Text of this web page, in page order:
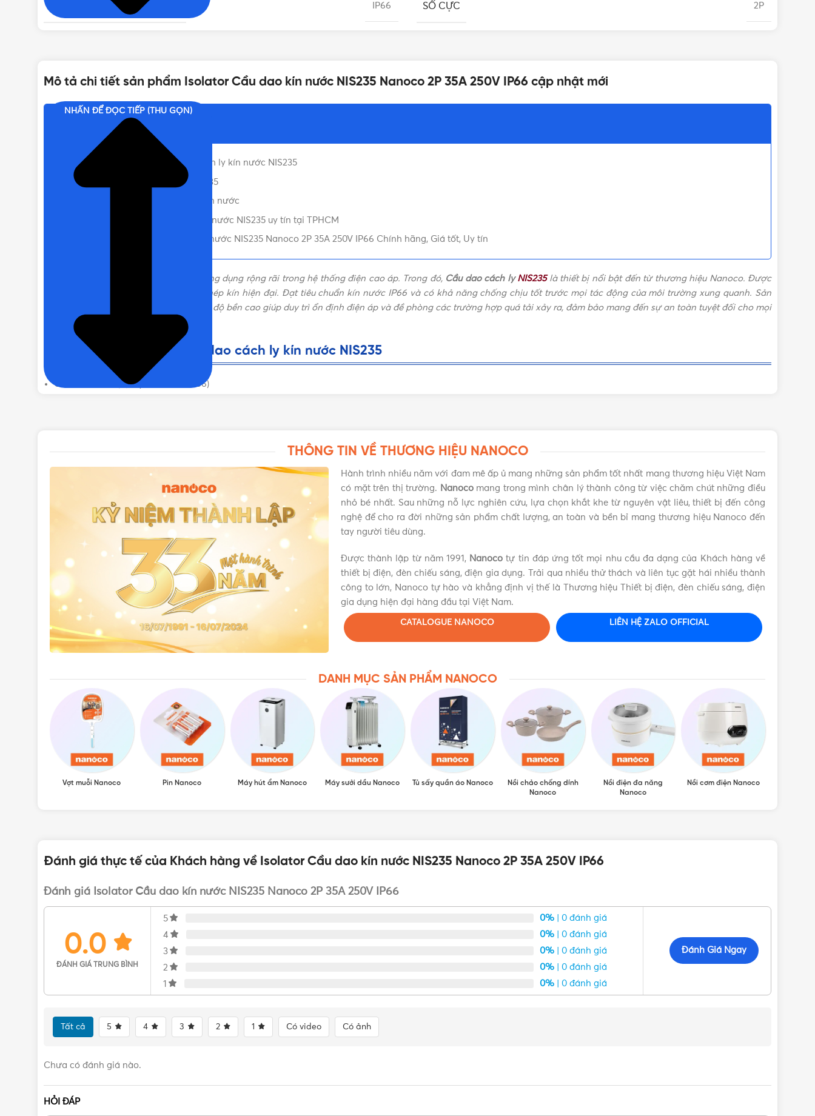
TIÊU CHUẨN CHỐNG NƯỚC IP66 SỐ CỰC 2P
Mô tả chi tiết sản phẩm Isolator Cầu dao kín nước NIS235 Nanoco 2P 35A 250V IP66 cập nhật mới
Nội dung chính
Thông số cơ bản của cầu dao cách ly kín nước NIS235
Ưu điểm nổi bật của Isolator NIS235
Catalogue cầu dao cách ly loại kín nước
Vật Tư 365 – Nơi bán cầu dao kín nước NIS235 uy tín tại TPHCM
Liên hệ mua Isolator Cầu dao kín nước NIS235 Nanoco 2P 35A 250V IP66 Chính hãng, Giá tốt, Uy tín
Cầu dao cách ly là một thiết bị được ứng dụng rộng rãi trong hệ thống điện cao áp. Trong đó, Cầu dao cách ly NIS235là thiết bị nổi bật đến từ thương hiệu Nanoco. Được
sản xuất trên dây chuyền công nghệ khép kín hiện đại. Đạt tiêu chuẩn kín nước IP66 và có khả năng chống chịu tốt trước mọi tác động của môi trường xung quanh. Sản
phẩm được thiết kế nhỏ gọn, tinh tế với độ bền cao giúp duy trì ổn định điện áp và đề phòng các trường hợp quá tải xảy ra, đảm bảo mang đến sự an toàn tuyệt đối cho mọi
công trình.
Thông số cơ bản của cầu dao cách ly kín nước NIS235
Cầu dao cách ly (Loại kín nước IP66)
Ưu điểm nổi bật của Isolator NIS235
Isolator NIS235 được thiết kế vô cùng đơn giản với kiểu dáng hình chữ nhật sang trọng cùng gam màu trắng tinh tế góp phần tạo nên sự nổi bật cho sản phẩm ở mọi không
gian, người dùng có thể lắp đặt ở bất cứ vị trí nào mà vẫn đảm bảo tính thẩm mỹ. Ngoài ra, nhờ sở hữu kích thước nhỏ gọn và được bố trí vít khóa nắp thông minh mà việc
lắp đặt thiết bị cũng trở nên dễ dàng và thuận tiện hơn.
NHẤN ĐỂ ĐỌC TIẾP (THU GỌN)
THÔNG TIN VỀ THƯƠNG HIỆU NANOCO
Hành trình nhiều năm với đam mê ấp ủ mang những sản phẩm tốt nhất mang thương hiệu Việt Nam
có mặt trên thị trường. Nanocomang trong mình chân lý thành công từ việc chăm chút những điều
nhỏ bé nhất. Sau những nỗ lực nghiên cứu, lựa chọn khắt khe từ nguyên vật liêu, thiết bị đến công
nghệ để cho ra đời những sản phẩm chất lượng, an toàn và bền bỉ mang thương hiệu Nanoco đến
tay người tiêu dùng.
Được thành lập từ năm 1991, Nanoco tự tin đáp ứng tốt mọi nhu cầu đa dạng của Khách hàng về
thiết bị điện, đèn chiếu sáng, điện gia dụng. Trải qua nhiều thử thách và liên tục gặt hái nhiều thành
công to lớn, Nanoco tự hào và khẳng định vị thế là Thương hiệu Thiết bị điện, đèn chiếu sáng, điện
gia dụng hiện đại hàng đầu tại Việt Nam.
CATALOGUE NANOCO LIÊN HỆ ZALO OFFICIAL
DANH MỤC SẢN PHẨM NANOCO
Vợt muỗi Nanoco Pin Nanoco Máy hút ẩm Nanoco Máy sưởi dầu Nanoco Tủ sấy quần áo Nanoco
Nồi chảo chống dính
Nanoco
Nồi điện đa năng
Nanoco
Nồi cơm điện Nanoco
Đánh giá thực tế của Khách hàng về Isolator Cầu dao kín nước NIS235 Nanoco 2P 35A 250V IP66
Đánh giá Isolator Cầu dao kín nước NIS235 Nanoco 2P 35A 250V IP66
0.0
ĐÁNH GIÁ TRUNG BÌNH
5 0% | 0 đánh giá
4
0% | 0 đánh giá
3
0% | 0 đánh giá
2
0% | 0 đánh giá
1
0% | 0 đánh giá
Đánh Giá Ngay
Tất cả 5 4 3 2 1 Có video Có ảnh
Chưa có đánh giá nào.
HỎI ĐÁP